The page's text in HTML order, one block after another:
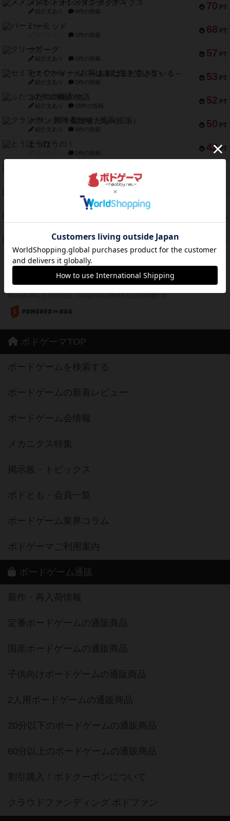
70 PT
メメントオンラインタクティクス
紹介文あり 4件の投稿
68 PT
パーミッド
1件の投稿
57 PT
クリーグ
紹介文あり 1件の投稿
53 PT
セミファイナル ～お前はまだ生きている～
紹介文あり 1件の投稿
52 PT
ふたつの街の物語
紹介文あり 18件の投稿
50 PT
クランク! ：冒険者たち（拡張）
紹介文あり 4件の投稿
42 PT
とうほうの！
1件の投稿
PT
2件の投稿
PT
1件の投稿
PT
紹介文なし 1件の投稿
PT
フリップ７：復讐心とともに
紹介文なし 2件の投稿
※Apple、Apple のロゴ は、米国および他の国々で登録されたApple Inc.の商標です。
※App Store は、Apple Inc.のサービスマークです。
※Android は、グーグル インコーポレイテッドの商標または登録商標です。
ボドゲーマTOP
ボードゲームを検索する
ボードゲームの新着レビュー
ボードゲーム会情報
メカニクス特集
掲示板・トピックス
ボドとも・会員一覧
ボードゲーム業界コラム
ボドゲーマご利用案内
ボードゲーム通販
新作・再入荷情報
定番ボードゲームの通販商品
国産ボードゲームの通販商品
子供向けボードゲームの通販商品
2人用ボードゲームの通販商品
20分以下のボードゲームの通販商品
60分以上のボードゲームの通販商品
割引購入！ボドクーポンについて
クラウドファンディング ボドファン